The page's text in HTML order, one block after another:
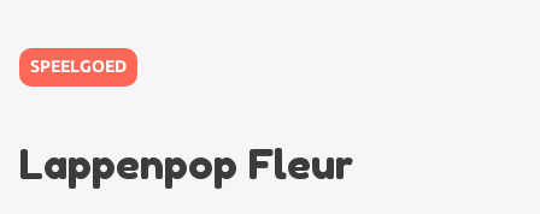
SPEELGOED
Lappenpop Fleur